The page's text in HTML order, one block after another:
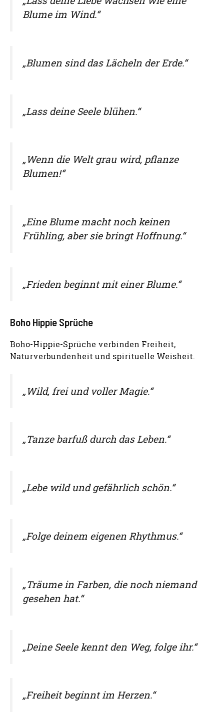
Blume im Wind.“
„Blumen sind das Lächeln der Erde.“
„Lass deine Seele blühen.“
„Wenn die Welt grau wird, pflanze
Blumen!“
„Eine Blume macht noch keinen
Frühling, aber sie bringt Hoffnung.“
„Frieden beginnt mit einer Blume.“
Boho Hippie Sprüche
Boho-Hippie-Sprüche verbinden Freiheit,
Naturverbundenheit und spirituelle Weisheit.
„Wild, frei und voller Magie.“
„Tanze barfuß durch das Leben.“
„Lebe wild und gefährlich schön.“
„Folge deinem eigenen Rhythmus.“
„Träume in Farben, die noch niemand
gesehen hat.“
„Deine Seele kennt den Weg, folge ihr.“
„Freiheit beginnt im Herzen.“